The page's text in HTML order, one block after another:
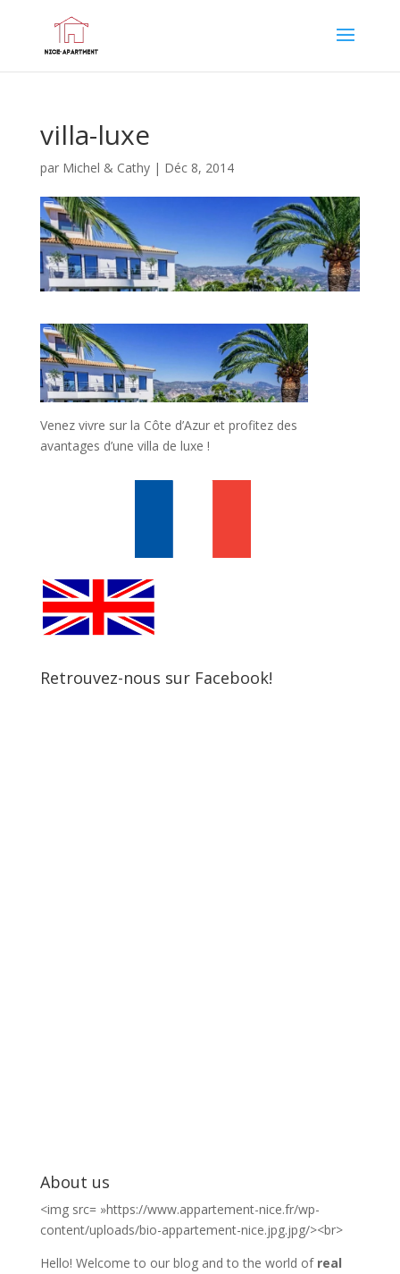
villa-luxe
par Michel & Cathy| Déc 8, 2014
Venez vivre sur la Côte d’Azur et profitez des
avantages d’une villa de luxe !
Retrouvez-nous sur Facebook!
About us
<img src= »https://www.appartement-nice.fr/wp-
content/uploads/bio-appartement-nice.jpg.jpg/><br>
Hello! Welcome to our blog and to the world of real